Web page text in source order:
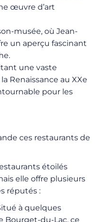
œuvre d’art
musée, où Jean-
un aperçu fascinant
une vaste
Renaissance au XXe
pour les
ces restaurants de
étoilés
elle offre plusieurs
réputés :
à quelques
Bourget-du-Lac, ce